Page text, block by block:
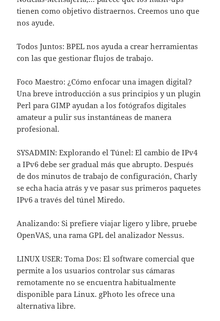
tienen como objetivo distraernos. Creemos uno que
nos ayude.
Todos Juntos: BPEL nos ayuda a crear herramientas
con las que gestionar flujos de trabajo.
Foco Maestro: ¿Cómo enfocar una imagen digital?
Una breve introducción a sus principios y un plugin
Perl para GIMP ayudan a los fotógrafos digitales
amateur a pulir sus instantáneas de manera
profesional.
SYSADMIN: Explorando el Túnel: El cambio de IPv4
a IPv6 debe ser gradual más que abrupto. Después
de dos minutos de trabajo de configuración, Charly
se echa hacia atrás y ve pasar sus primeros paquetes
IPv6 a través del túnel Miredo.
Analizando: Si prefiere viajar ligero y libre, pruebe
OpenVAS, una rama GPL del analizador Nessus.
LINUX USER: Toma Dos: El software comercial que
permite a los usuarios controlar sus cámaras
remotamente no se encuentra habitualmente
disponible para Linux. gPhoto les ofrece una
alternativa libre.